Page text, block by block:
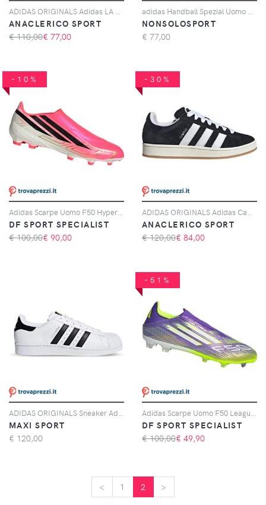
ANACLERICO SPORT
€ 110,00€ 77,00
NONSOLOSPORT
€ 77,00
-10%
DF SPORT SPECIALIST
€ 100,00€ 90,00
-30%
ANACLERICO SPORT
€ 120,00€ 84,00
MAXI SPORT
€ 120,00
-51%
DF SPORT SPECIALIST
€ 100,00€ 49,90
< 1 2 >